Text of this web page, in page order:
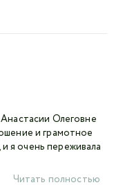
Олеговне
и грамотное
я очень переживала
Читать полностью